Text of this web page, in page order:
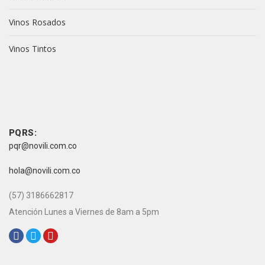
Vinos Rosados
Vinos Tintos
PQRS:
pqr@novili.com.co
hola@novili.com.co
(57) 3186662817
Atención Lunes a Viernes de 8am a 5pm